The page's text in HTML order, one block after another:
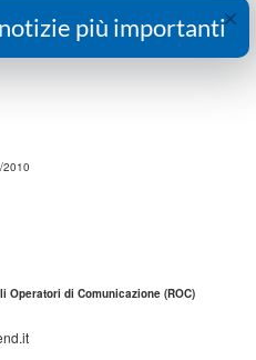
a Leggere
2010
Operatori di Comunicazione (ROC)
×
più importanti